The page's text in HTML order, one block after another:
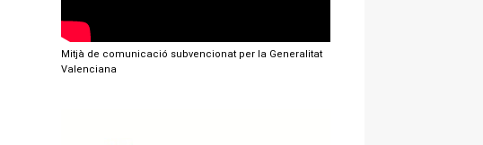
Mitjà de comunicació subvencionat per la Generalitat
Valenciana